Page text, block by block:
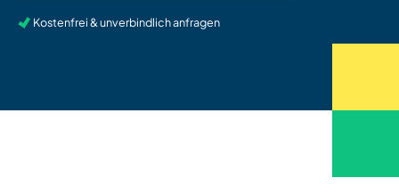
Kostenfrei & unverbindlich anfragen